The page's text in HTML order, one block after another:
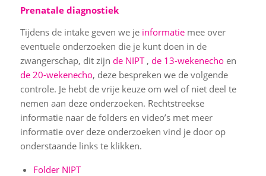
Prenatale diagnostiek
Tijdens de intake geven we je informatiemee over
eventuele onderzoeken die je kunt doen in de
zwangerschap, dit zijn de NIPT, de 13-wekenechoen
de 20-wekenecho, deze bespreken we de volgende
controle. Je hebt de vrije keuze om wel of niet deel te
nemen aan deze onderzoeken. Rechtstreekse
informatie naar de folders en video’s met meer
informatie over deze onderzoeken vind je door op
onderstaande links te klikken.
Folder NIPT